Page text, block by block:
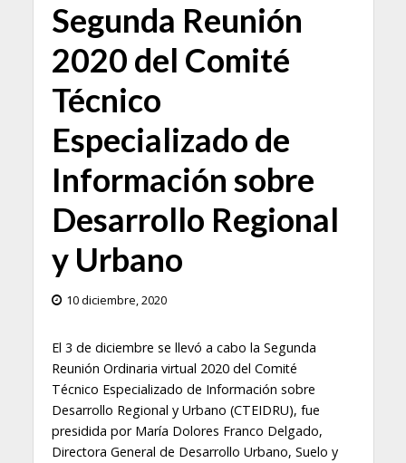
Segunda Reunión
2020 del Comité
Técnico
Especializado de
Información sobre
Desarrollo Regional
y Urbano
10 diciembre, 2020
El 3 de diciembre se llevó a cabo la Segunda
Reunión Ordinaria virtual 2020 del Comité
Técnico Especializado de Información sobre
Desarrollo Regional y Urbano (CTEIDRU), fue
presidida por María Dolores Franco Delgado,
Directora General de Desarrollo Urbano, Suelo y